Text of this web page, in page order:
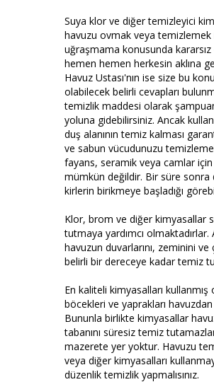
Suya klor ve diğer temizleyici
havuzu ovmak veya temizlemek
uğraşmama konusunda
hemen hemen herkesin aklına
Havuz Ustası'nın ise size bu
olabilecek belirli cevapları
temizlik maddesi olarak
yoluna gidebilirsiniz. Ancak
duş alanının temiz kalması
ve sabun vücudunuzu
fayans, seramik veya camlar
mümkün değildir. Bir süre sonra
kirlerin birikmeye başladığı
Klor, brom ve diğer kimyasallar
tutmaya yardımcı
havuzun duvarlarını, zeminini
belirli bir dereceye kadar temiz
En kaliteli kimyasalları kullanmış
böcekleri ve yaprakları havuzdan
Bununla birlikte kimyasallar
tabanını süresiz temiz
mazerete yer yoktur. Havuzu
veya diğer kimyasalları
düzenlik temizlik yapmalısınız.